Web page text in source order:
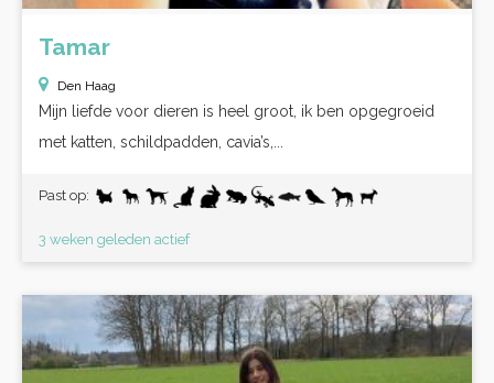
Tamar
Den Haag
Mijn liefde voor dieren is heel groot, ik ben opgegroeid
met katten, schildpadden, cavia’s,...
Past op:
3 weken geleden actief